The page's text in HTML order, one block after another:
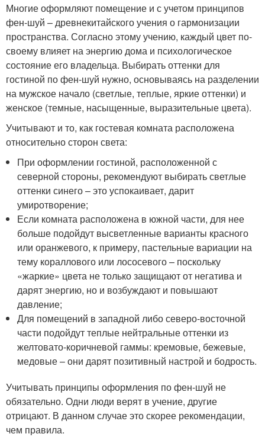
Многие оформляют помещение и с учетом принципов
фен-шуй – древнекитайского учения о гармонизации
пространства. Согласно этому учению, каждый цвет по-
своему влияет на энергию дома и психологическое
состояние его владельца. Выбирать оттенки для
гостиной по фен-шуй нужно, основываясь на разделении
на мужское начало (светлые, теплые, яркие оттенки) и
женское (темные, насыщенные, выразительные цвета).
Учитывают и то, как гостевая комната расположена
относительно сторон света:
При оформлении гостиной, расположенной с
северной стороны, рекомендуют выбирать светлые
оттенки синего – это успокаивает, дарит
умиротворение;
Если комната расположена в южной части, для нее
больше подойдут высветленные варианты красного
или оранжевого, к примеру, пастельные вариации на
тему кораллового или лососевого – поскольку
«жаркие» цвета не только защищают от негатива и
дарят энергию, но и возбуждают и повышают
давление;
Для помещений в западной либо северо-восточной
части подойдут теплые нейтральные оттенки из
желтовато-коричневой гаммы: кремовые, бежевые,
медовые – они дарят позитивный настрой и бодрость.
Учитывать принципы оформления по фен-шуй не
обязательно. Одни люди верят в учение, другие
отрицают. В данном случае это скорее рекомендации,
чем правила.